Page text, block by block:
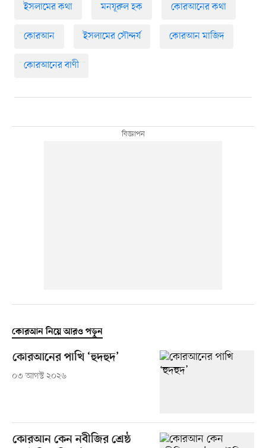
ইসলামের কথা মনযূরুল হক কোরআনের কথা
কোরআন ইসলামের সৌন্দর্য কোরআন মাজিদ
কোরআনের বাণী
কোরআন নিয়ে আরও পড়ুন
কোরআনের পাখি ‘হুদহুদ’
০৩ আগস্ট ২০২৬
কোরআন কেন নবীজির শ্রেষ্ঠ